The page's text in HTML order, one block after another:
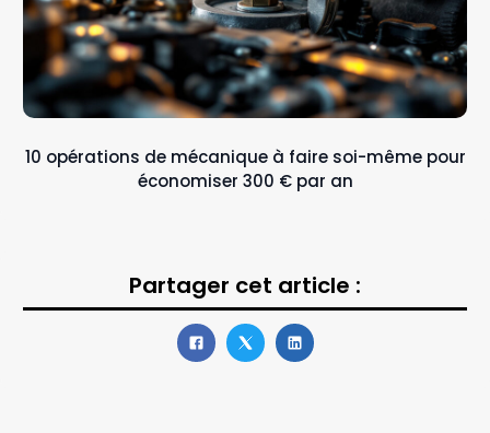
10 opérations de mécanique à faire soi-même pour
économiser 300 € par an
Partager cet article :